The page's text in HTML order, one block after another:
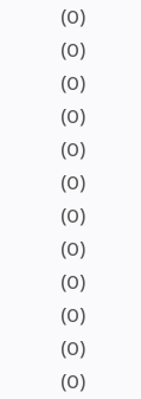
(0)
(0)
(0)
(0)
(0)
(0)
(0)
(0)
(0)
(0)
(0)
(0)